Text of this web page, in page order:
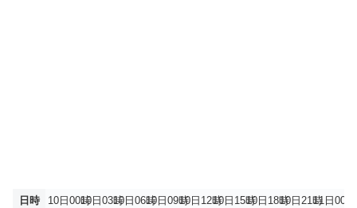
日時 10日00時10日03時10日06時10日09時10日12時10日15時10日18時10日21時11日00時